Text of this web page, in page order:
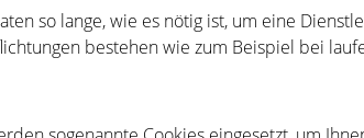
so lange, wie es nötig ist, um eine
bestehen wie zum Beispiel bei